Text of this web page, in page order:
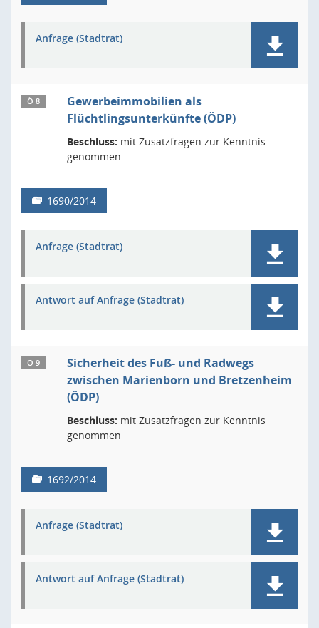
Anfrage (Stadtrat)
Ö 8
Gewerbeimmobilien als
Flüchtlingsunterkünfte (ÖDP)
Beschluss: mit Zusatzfragen zur Kenntnis
genommen
1690/2014
Anfrage (Stadtrat)
Antwort auf Anfrage (Stadtrat)
Ö 9
Sicherheit des Fuß- und Radwegs
zwischen Marienborn und Bretzenheim
(ÖDP)
Beschluss: mit Zusatzfragen zur Kenntnis
genommen
1692/2014
Anfrage (Stadtrat)
Antwort auf Anfrage (Stadtrat)